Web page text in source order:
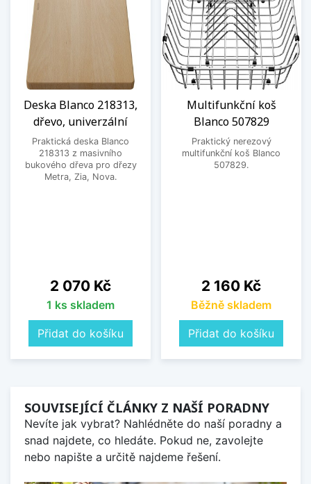
Deska Blanco 218313,
dřevo, univerzální
Praktická deska Blanco
218313 z masivního
bukového dřeva pro dřezy
Metra, Zia, Nova.
Cena
2 070 Kč
1 ks skladem
Přidat do košíku
Multifunkční koš
Blanco 507829
Praktický nerezový
multifunkční koš Blanco
507829.
Cena
2 160 Kč
Běžně skladem
Přidat do košíku
SOUVISEJÍCÍ ČLÁNKY Z NAŠÍ PORADNY
Nevíte jak vybrat? Nahlédněte do naší poradny a
snad najdete, co hledáte. Pokud ne, zavolejte
nebo napište a určitě najdeme řešení.